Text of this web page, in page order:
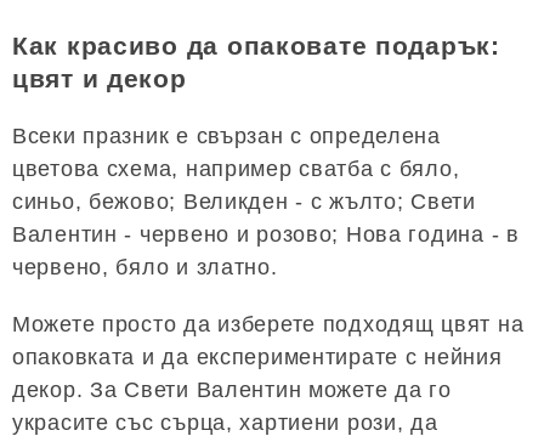
Как красиво да опаковате подарък:
цвят и декор
Всеки празник е свързан с определена
цветова схема, например сватба с бяло,
синьо, бежово; Великден - с жълто; Свети
Валентин - червено и розово; Нова година - в
червено, бяло и златно.
Можете просто да изберете подходящ цвят на
опаковката и да експериментирате с нейния
декор. За Свети Валентин можете да го
украсите със сърца, хартиени рози, да